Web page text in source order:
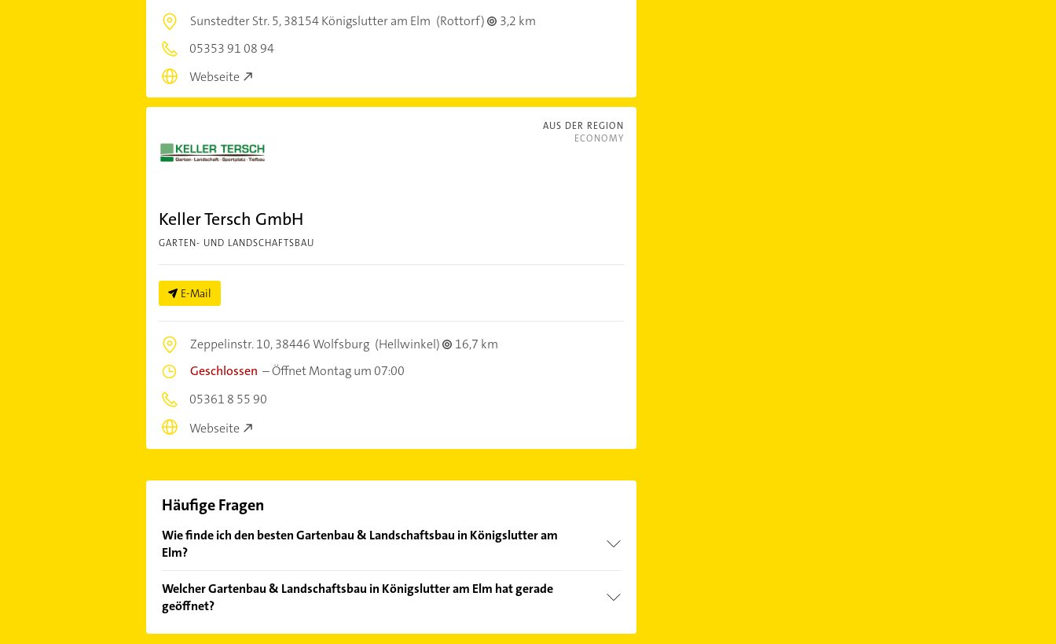
Sunstedter Str. 5,38154 Königslutter am Elm (Rottorf)
3,2 km
05353 91 08 94
Webseite
AUS DER REGION
ECONOMY
Keller Tersch GmbH
GARTEN- UND LANDSCHAFTSBAU
E-Mail
Zeppelinstr. 10,38446 Wolfsburg (Hellwinkel)
16,7 km
Geschlossen –Öffnet Montag um 07:00
05361 8 55 90
Webseite
Häufige Fragen
Wie finde ich den besten Gartenbau & Landschaftsbau in Königslutter am
Elm?
von den Empfehlungen. Die Suchergebnisse können Sie sich einfach nach
Bewertungen
Welcher Gartenbau & Landschaftsbau in Königslutter am Elm hat gerade
geöffnet?
Im Anbieter-Bereich finden Sie alleÖffnungszeiten. Bitte beachten Sie, dass diese an